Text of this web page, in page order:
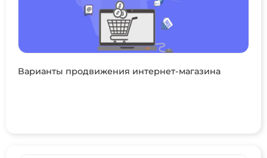
Варианты продвижения интернет-магазина